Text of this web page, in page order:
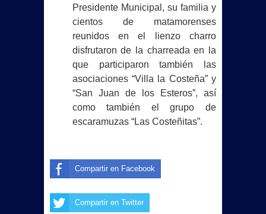
Presidente Municipal, su familia y
cientos de matamorenses
reunidos en el lienzo charro
disfrutaron de la charreada en la
que participaron también las
asociaciones “Villa la Costeña” y
“San Juan de los Esteros”, así
como también el grupo de
escaramuzas “Las Costeñitas”.
Compartir en Facebook
Compartir en Twitter